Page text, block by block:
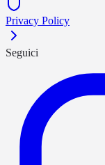
Privacy Policy
Seguici